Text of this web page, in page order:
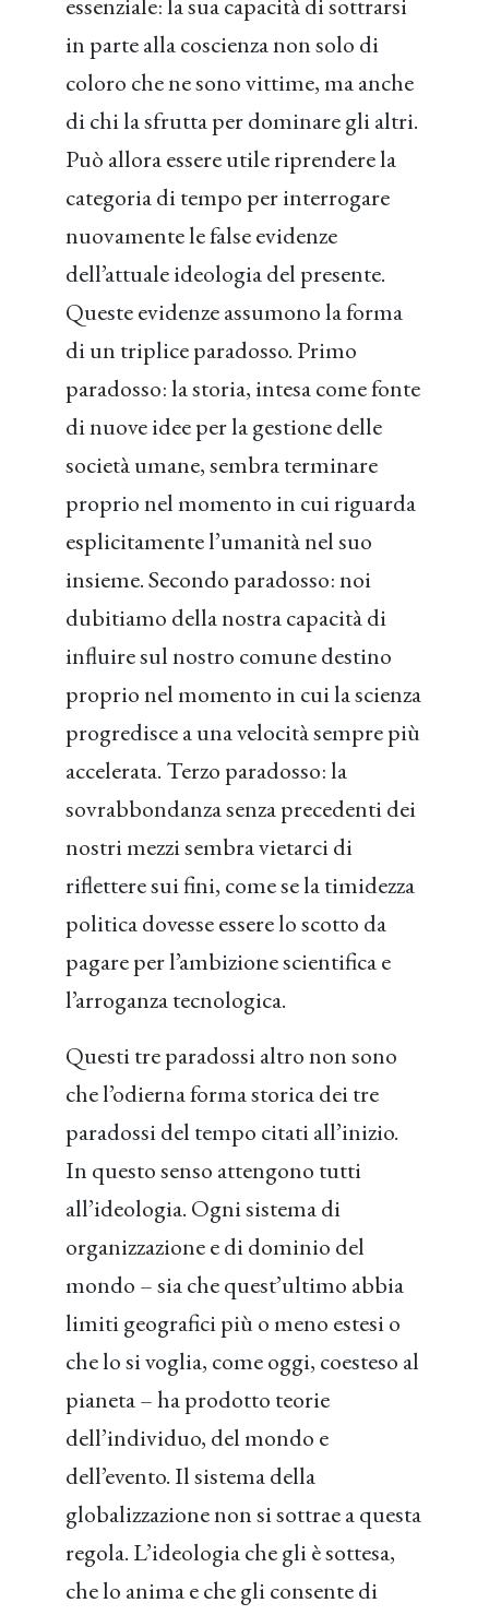
in parte alla coscienza non solo di
coloro che ne sono vittime, ma anche
di chi la sfrutta per dominare gli altri.
Può allora essere utile riprendere la
categoria di tempo per interrogare
nuovamente le false evidenze
dell’attuale ideologia del presente.
Queste evidenze assumono la forma
di un triplice paradosso. Primo
paradosso: la storia, intesa come fonte
di nuove idee per la gestione delle
società umane, sembra terminare
proprio nel momento in cui riguarda
esplicitamente l’umanità nel suo
insieme. Secondo paradosso: noi
dubitiamo della nostra capacità di
influire sul nostro comune destino
proprio nel momento in cui la scienza
progredisce a una velocità sempre più
accelerata. Terzo paradosso: la
sovrabbondanza senza precedenti dei
nostri mezzi sembra vietarci di
riflettere sui fini, come se la timidezza
politica dovesse essere lo scotto da
pagare per l’ambizione scientifica e
l’arroganza tecnologica.
Questi tre paradossi altro non sono
che l’odierna forma storica dei tre
paradossi del tempo citati all’inizio.
In questo senso attengono tutti
all’ideologia. Ogni sistema di
organizzazione e di dominio del
mondo – sia che quest’ultimo abbia
limiti geografici più o meno estesi o
che lo si voglia, come oggi, coesteso al
pianeta – ha prodotto teorie
dell’individuo, del mondo e
dell’evento. Il sistema della
globalizzazione non si sottrae a questa
regola. L’ideologia che gli è sottesa,
che lo anima e che gli consente di